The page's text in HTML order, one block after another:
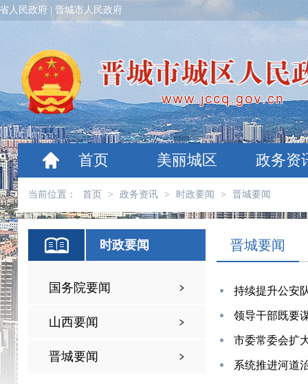
人民政府 晋城市人民政府
首页 美丽城区 政务资
当前位置： 首页 > 政务资讯 > 时政要闻 > 晋城要闻
时政要闻
国务院要闻
山西要闻
晋城要闻
晋城要闻
持续提升公安
领导干部既要
市委常委会扩
系统推进河道